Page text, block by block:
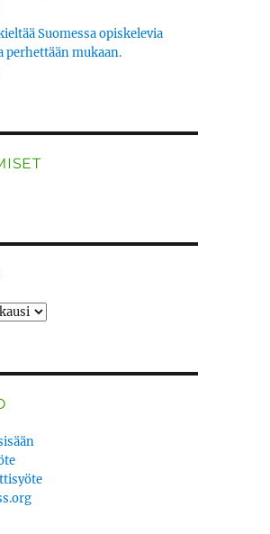
Suomessa opiskelevia
perhettään mukaan.